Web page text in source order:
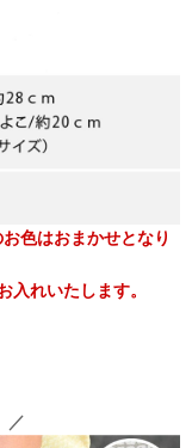
色はおまかせとなり
入れいたします。
／